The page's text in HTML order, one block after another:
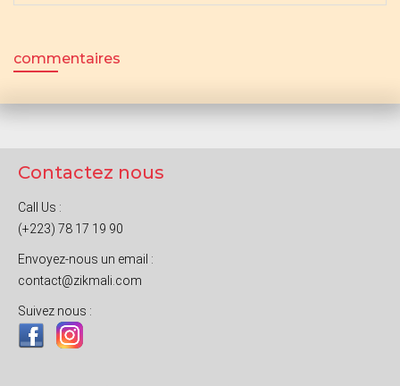
commentaires
Contactez nous
Call Us :
(+223) 78 17 19 90
Envoyez-nous un email :
contact@zikmali.com
Suivez nous :